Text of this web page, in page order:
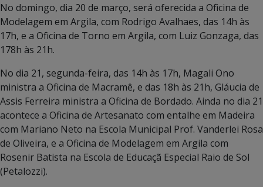
No domingo, dia 20 de março, será oferecida a Oficina de
Modelagem em Argila, com Rodrigo Avalhaes, das 14h às
17h, e a Oficina de Torno em Argila, com Luiz Gonzaga, das
178h às 21h.
No dia 21, segunda-feira, das 14h às 17h, Magali Ono
ministra a Oficina de Macramê, e das 18h às 21h, Gláucia de
Assis Ferreira ministra a Oficina de Bordado. Ainda no dia 21
acontece a Oficina de Artesanato com entalhe em Madeira
com Mariano Neto na Escola Municipal Prof. Vanderlei Rosa
de Oliveira, e a Oficina de Modelagem em Argila com
Rosenir Batista na Escola de Educaçã Especial Raio de Sol
(Petalozzi).